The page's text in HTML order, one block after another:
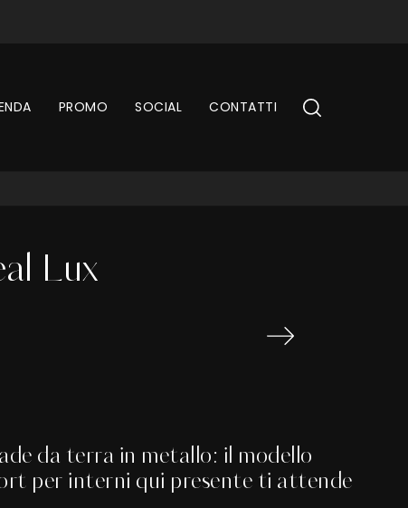
PROMO SOCIAL CONTATTI
Lux
da terra in metallo: il modello
per interni qui presente ti attende